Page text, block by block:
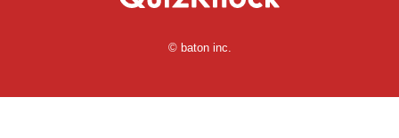
© baton inc.